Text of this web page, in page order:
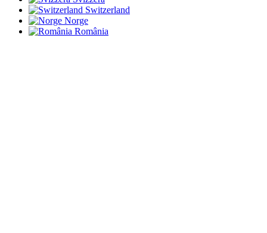
Switzerland
Norge
România